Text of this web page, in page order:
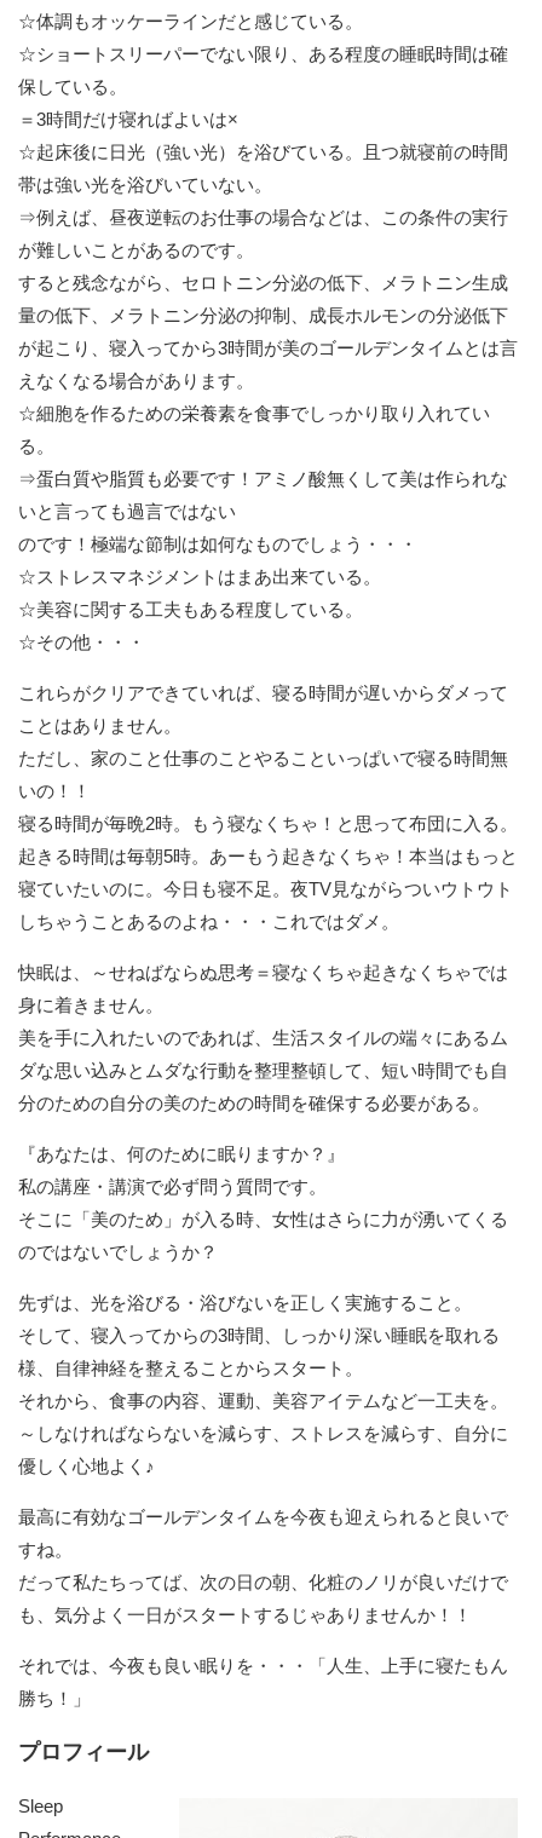
☆体調もオッケーラインだと感じている。
☆ショートスリーパーでない限り、ある程度の睡眠時間は確
保している。
＝3時間だけ寝ればよいは×
☆起床後に日光（強い光）を浴びている。且つ就寝前の時間
帯は強い光を浴びいていない。
⇒例えば、昼夜逆転のお仕事の場合などは、この条件の実行
が難しいことがあるのです。
すると残念ながら、セロトニン分泌の低下、メラトニン生成
量の低下、メラトニン分泌の抑制、成長ホルモンの分泌低下
が起こり、寝入ってから3時間が美のゴールデンタイムとは言
えなくなる場合があります。
☆細胞を作るための栄養素を食事でしっかり取り入れてい
る。
⇒蛋白質や脂質も必要です！アミノ酸無くして美は作られな
いと言っても過言ではない
のです！極端な節制は如何なものでしょう・・・
☆ストレスマネジメントはまあ出来ている。
☆美容に関する工夫もある程度している。
☆その他・・・
これらがクリアできていれば、寝る時間が遅いからダメって
ことはありません。
ただし、家のこと仕事のことやることいっぱいで寝る時間無
いの！！
寝る時間が毎晩2時。もう寝なくちゃ！と思って布団に入る。
起きる時間は毎朝5時。あーもう起きなくちゃ！本当はもっと
寝ていたいのに。今日も寝不足。夜TV見ながらついウトウト
しちゃうことあるのよね・・・これではダメ。
快眠は、～せねばならぬ思考＝寝なくちゃ起きなくちゃでは
身に着きません。
美を手に入れたいのであれば、生活スタイルの端々にあるム
ダな思い込みとムダな行動を整理整頓して、短い時間でも自
分のための自分の美のための時間を確保する必要がある。
『あなたは、何のために眠りますか？』
私の講座・講演で必ず問う質問です。
そこに「美のため」が入る時、女性はさらに力が湧いてくる
のではないでしょうか？
先ずは、光を浴びる・浴びないを正しく実施すること。
そして、寝入ってからの3時間、しっかり深い睡眠を取れる
様、自律神経を整えることからスタート。
それから、食事の内容、運動、美容アイテムなど一工夫を。
～しなければならないを減らす、ストレスを減らす、自分に
優しく心地よく♪
最高に有効なゴールデンタイムを今夜も迎えられると良いで
すね。
だって私たちってば、次の日の朝、化粧のノリが良いだけで
も、気分よく一日がスタートするじゃありませんか！！
それでは、今夜も良い眠りを・・・「人生、上手に寝たもん
勝ち！」
プロフィール
Sleep